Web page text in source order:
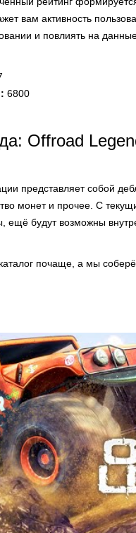
вам активность
и повлиять на
6800
Offroad
представляет собой
монет и прочее. С
ещё будут возможны
почаще, а мы